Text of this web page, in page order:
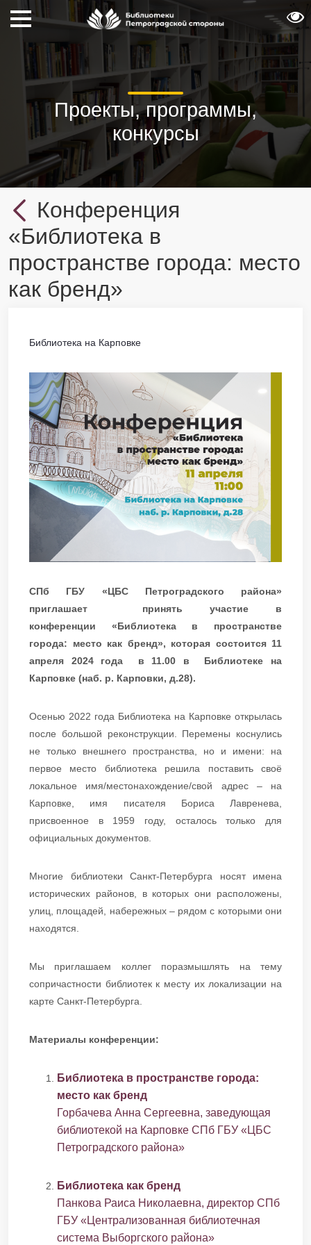
Проекты, программы,
конкурсы
Конференция
«Библиотека в
пространстве города: место
как бренд»
Библиотека на Карповке
СПб ГБУ «ЦБС Петроградского района»
приглашает принять участие в
конференции «Библиотека в пространстве
города: место как бренд», которая состоится 11
апреля 2024 года в 11.00 в Библиотеке на
Карповке (наб. р. Карповки, д.28).
Осенью 2022 года Библиотека на Карповке открылась
после большой реконструкции. Перемены коснулись
не только внешнего пространства, но и имени: на
первое место библиотека решила поставить своё
локальное имя/местонахождение/свой адрес – на
Карповке, имя писателя Бориса Лавренева,
присвоенное в 1959 году, осталось только для
официальных документов.
Многие библиотеки Санкт-Петербурга носят имена
исторических районов, в которых они расположены,
улиц, площадей, набережных – рядом с которыми они
находятся.
Мы приглашаем коллег поразмышлять на тему
сопричастности библиотек к месту их локализации на
карте Санкт-Петербурга.
Материалы конференции:
Библиотека в пространстве города:
место как бренд
Горбачева Анна Сергеевна, заведующая
библиотекой на Карповке СПб ГБУ «ЦБС
Петроградского района»
Библиотека как бренд
Панкова Раиса Николаевна, директор СПб
ГБУ «Централизованная библиотечная
система Выборгского района»